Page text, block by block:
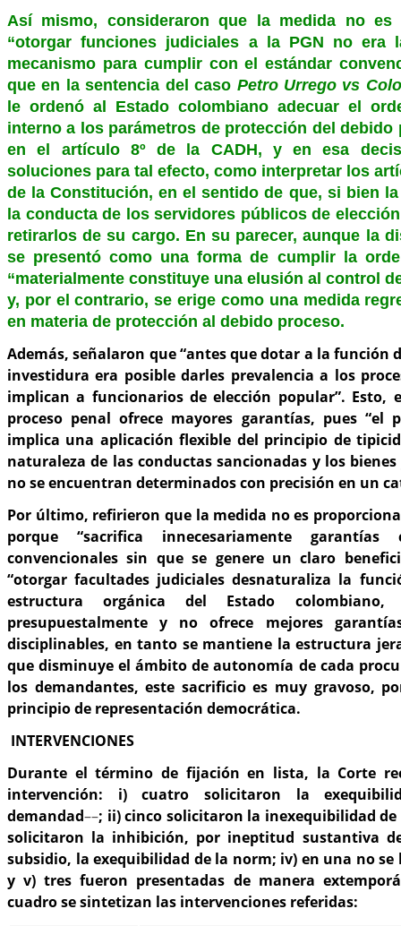
Así mismo, consideraron que la medida no es
“otorgar funciones judiciales a la PGN no era
mecanismo para cumplir con el estándar
que en la sentencia del caso Petro Urrego vs
le ordenó al Estado colombiano adecuar el
interno a los parámetros de protección del debido
en el artículo 8º de la CADH, y en esa
soluciones para tal efecto, como interpretar los
de la Constitución, en el sentido de que, si bien
la conducta de los servidores públicos de
retirarlos de su cargo. En su parecer, aunque la
se presentó como una forma de cumplir la
“materialmente constituye una elusión al control
y, por el contrario, se erige como una medida
en materia de protección al debido proceso.
Además, señalaron que “antes que dotar a la función
investidura era posible darles prevalencia a los
implican a funcionarios de elección popular”. Esto,
proceso penal ofrece mayores garantías, pues “el
implica una aplicación flexible del principio de
naturaleza de las conductas sancionadas y los
no se encuentran determinados con precisión en un
Por último, refirieron que la medida no es
porque “sacrifica innecesariamente garantías
convencionales sin que se genere un claro
“otorgar facultades judiciales desnaturaliza la
estructura orgánica del Estado
presupuestalmente y no ofrece mejores
disciplinables, en tanto se mantiene la estructura
que disminuye el ámbito de autonomía de cada
los demandantes, este sacrificio es muy gravoso,
principio de representación democrática.
INTERVENCIONES
Durante el término de fijación en lista, la Corte
intervención: i) cuatro solicitaron la
demandad––; ii) cinco solicitaron la inexequibilidad
solicitaron la inhibición, por ineptitud sustantiva
subsidio, la exequibilidad de la norm; iv) en una no
y v) tres fueron presentadas de manera
cuadro se sintetizan las intervenciones referidas: